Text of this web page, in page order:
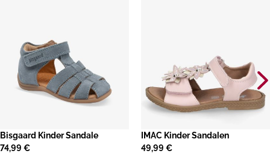
​Bisgaard Kinder Sandale
74,99 €
IMAC Kinder Sandalen
49,99 €